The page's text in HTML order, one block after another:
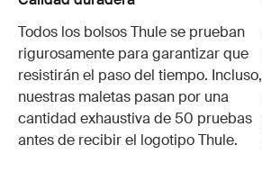
Todos los bolsos Thule se prueban
rigurosamente para garantizar que
resistirán el paso del tiempo. Incluso,
nuestras maletas pasan por una
cantidad exhaustiva de 50 pruebas
antes de recibir el logotipo Thule.